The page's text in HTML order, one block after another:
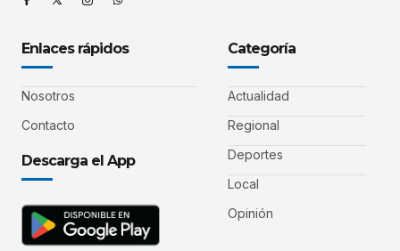
Enlaces rápidos
Nosotros
Contacto
Descarga el App
Categoría
Actualidad
Regional
Deportes
Local
Opinión